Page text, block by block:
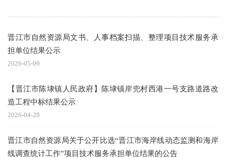
晋江市自然资源局文书、人事档案扫描、整理项目技术服务承
担单位结果公示
2026-05-09
【晋江市陈埭镇人民政府】陈埭镇岸兜村西港一号支路道路改
造工程中标结果公示
2026-04-28
晋江市自然资源局关于公开比选“晋江市海岸线动态监测和海岸
线调查统计工作”项目技术服务承担单位结果的公告